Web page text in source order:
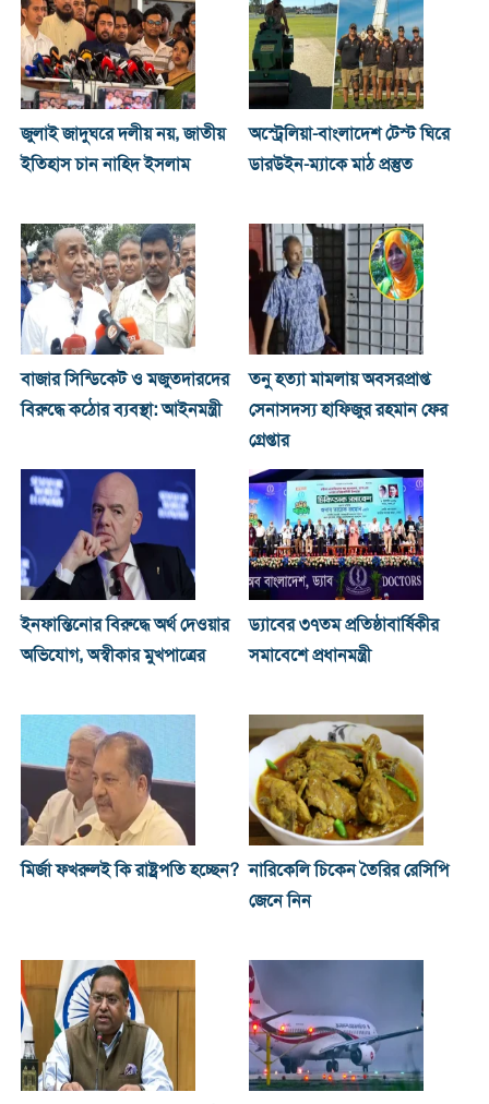
জুলাই জাদুঘরে দলীয় নয়, জাতীয়
ইতিহাস চান নাহিদ ইসলাম
অস্ট্রেলিয়া-বাংলাদেশ টেস্ট ঘিরে
ডারউইন-ম্যাকে মাঠ প্রস্তুত
বাজার সিন্ডিকেট ও মজুতদারদের
বিরুদ্ধে কঠোর ব্যবস্থা: আইনমন্ত্রী
তনু হত্যা মামলায় অবসরপ্রাপ্ত
সেনাসদস্য হাফিজুর রহমান ফের
গ্রেপ্তার
ইনফান্তিনোর বিরুদ্ধে অর্থ দেওয়ার
অভিযোগ, অস্বীকার মুখপাত্রের
ড্যাবের ৩৭তম প্রতিষ্ঠাবার্ষিকীর
সমাবেশে প্রধানমন্ত্রী
মির্জা ফখরুলই কি রাষ্ট্রপতি হচ্ছেন? নারিকেলি চিকেন তৈরির রেসিপি
জেনে নিন